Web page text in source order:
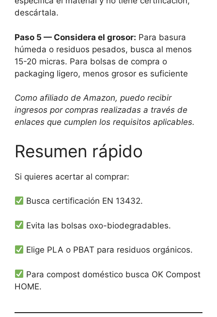
descártala.
Paso 5 — Considera el grosor: Para basura
húmeda o residuos pesados, busca al menos
15-20 micras. Para bolsas de compra o
packaging ligero, menos grosor es suficiente
Como afiliado de Amazon, puedo recibir
ingresos por compras realizadas a través de
enlaces que cumplen los requisitos aplicables.
Resumen rápido
Si quieres acertar al comprar:
Busca certificación EN 13432.
Evita las bolsas oxo-biodegradables.
Elige PLA o PBAT para residuos orgánicos.
Para compost doméstico busca OK Compost
HOME.